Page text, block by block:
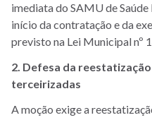
imediata do SAMU de
início da contratação e da
previsto na Lei Municipal nº
2. Defesa da
terceirizadas
A moção exige a